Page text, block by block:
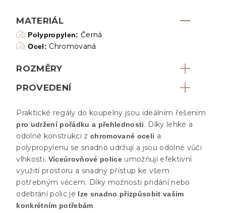
MATERIÁL
Polypropylen: Černá
Ocel: Chromovaná
ROZMĚRY
PROVEDENÍ
Praktické regály do koupelny jsou ideálním řešením
pro udržení pořádku a přehlednosti. Díky lehké a
odolné konstrukci z chromované oceli a
polypropylenu se snadno udržují a jsou odolné vůči
vlhkosti. Víceúrovňové policeumožňují efektivní
využití prostoru a snadný přístup ke všem
potřebným věcem. Díky možnosti přidání nebo
odebrání polic je lze snadno přizpůsobit vašim
konkrétním potřebám.